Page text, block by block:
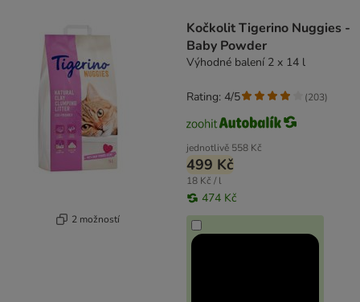
2 možností
Kočkolit Tigerino Nuggies -
Baby Powder
Výhodné balení 2 x 14 l
jednotlivě 558 Kč
499 Kč
18 Kč / l
474 Kč
Rating: 4/5 (203)